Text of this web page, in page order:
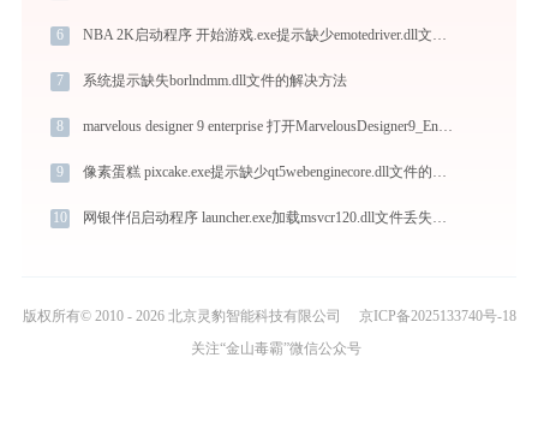
6 NBA 2K启动程序 开始游戏.exe提示缺少emotedriver.dll文件的解决办法
7 系统提示缺失borlndmm.dll文件的解决方法
8 marvelous designer 9 enterprise 打开MarvelousDesigner9_Enterprise_x64.exe找不到freeimage.dll怎么办
9 像素蛋糕 pixcake.exe提示缺少qt5webenginecore.dll文件的解决办法
10 网银伴侣启动程序 launcher.exe加载msvcr120.dll文件丢失处理办法
版权所有© 2010 - 2026 北京灵豹智能科技有限公司
京ICP备2025133740号-18
关注“金山毒霸”微信公众号